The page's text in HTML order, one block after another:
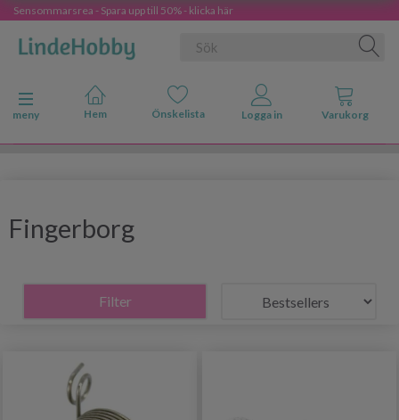
Sensommarsrea - Spara upp till 50% - klicka här
Ändra navigering
meny
Fingerborg
Filter